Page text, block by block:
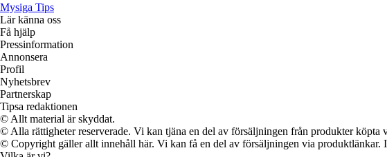
Mysiga Tips
Lär känna oss
Få hjälp
Pressinformation
Annonsera
Profil
Nyhetsbrev
Partnerskap
Tipsa redaktionen
© Allt material är skyddat.
© Alla rättigheter reserverade. Vi kan tjäna en del av försäljningen från produkter köpta
© Copyright gäller allt innehåll här. Vi kan få en del av försäljningen via produktlänkar.